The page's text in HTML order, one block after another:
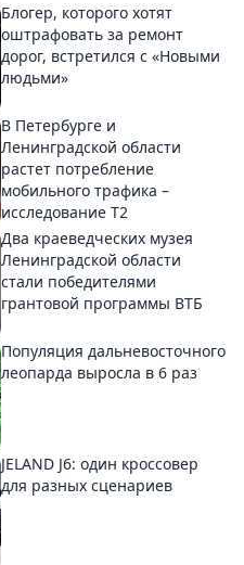
Блогер, которого хотят
оштрафовать за ремонт
дорог, встретился с «Новыми
людьми»
В Петербурге и
Ленинградской области
растет потребление
мобильного трафика –
исследование T2
Два краеведческих музея
Ленинградской области
стали победителями
грантовой программы ВТБ
Популяция дальневосточного
леопарда выросла в 6 раз
JELAND J6: один кроссовер
для разных сценариев